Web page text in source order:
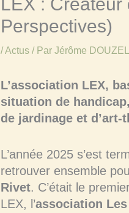
LEX :
Perspectives)
/Actus/ Par Jérôme
L’association LEX,
situation de
de jardinage et d’art-
L’année 2025 s’est
retrouver ensemble
Rivet. C’était le
LEX, l’association